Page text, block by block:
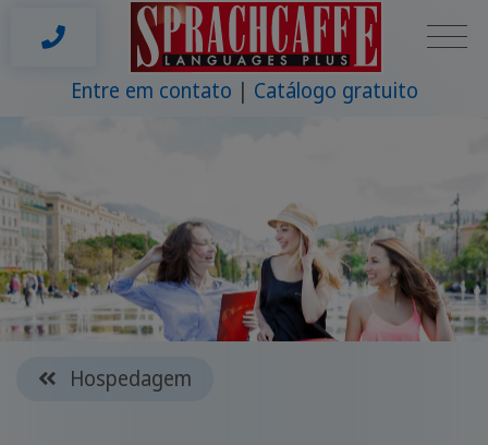
Entre em contato Catálogo gratuito
Hospedagem